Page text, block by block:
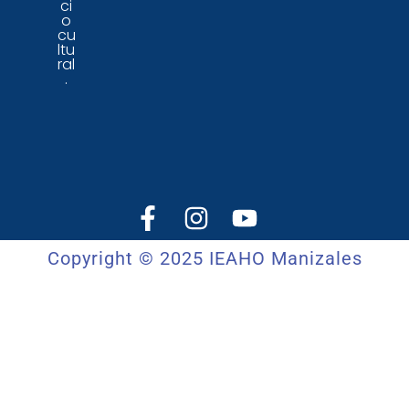
ci
o
cu
ltu
ral
.
Copyright © 2025 IEAHO Manizales